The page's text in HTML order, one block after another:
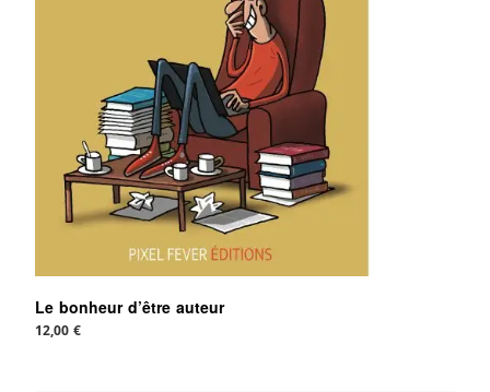
Le bonheur d’être auteur
12,00 €